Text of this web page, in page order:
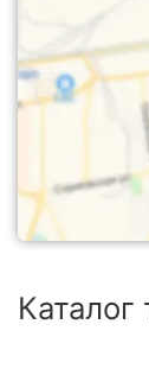
Каталог